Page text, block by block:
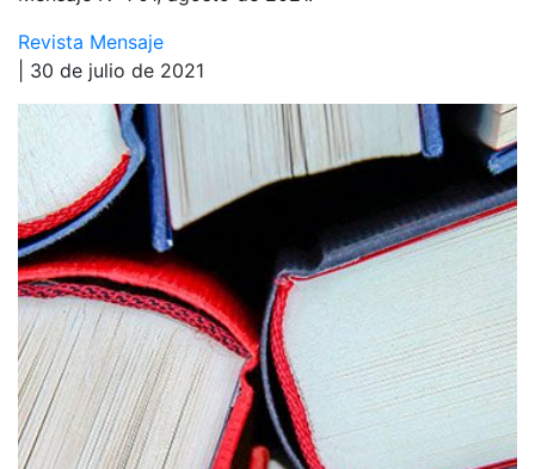
Revista Mensaje
| 30 de julio de 2021